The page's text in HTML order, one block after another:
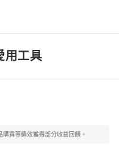
用工具
買等績效獲得部分收益回饋。